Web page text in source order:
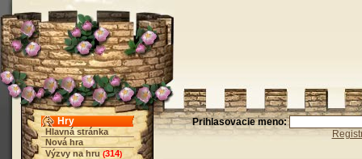
Hry
Hlavná stránka
Nová hra
Výzvy na hru (314)
Prihlasovacie meno: